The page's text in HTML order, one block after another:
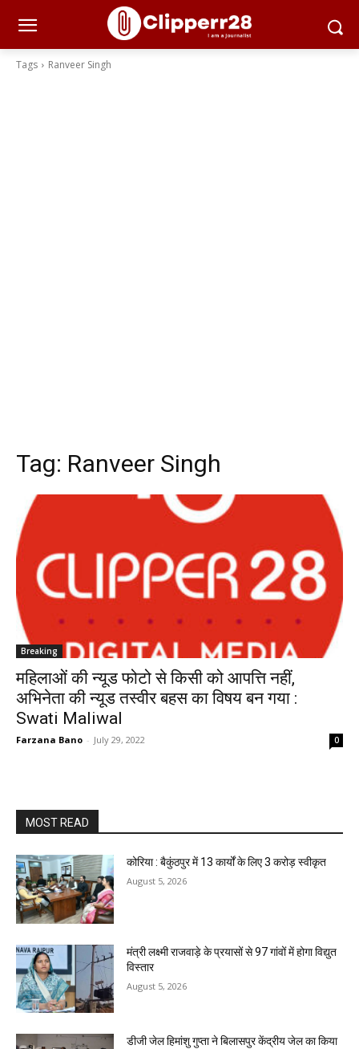
Tags Ranveer Singh
Tag: Ranveer Singh
Breaking
महिलाओं की न्यूड फोटो से किसी को आपत्ति नहीं,
अभिनेता की न्यूड तस्वीर बहस का विषय बन गया :
Swati Maliwal
Farzana Bano - July 29, 2022 0
MOST READ
कोरिया : बैकुंठपुर में 13 कार्यों के लिए 3 करोड़ स्वीकृत
August 5, 2026
मंत्री लक्ष्मी राजवाड़े के प्रयासों से 97 गांवों में होगा विद्युत
विस्तार
August 5, 2026
डीजी जेल हिमांशु गुप्ता ने बिलासपुर केंद्रीय जेल का किया